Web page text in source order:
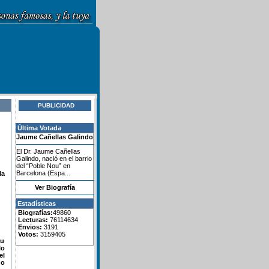
PUBLICIDAD
Última Votada
Jaume Cañellas Galindo
El Dr. Jaume Cañellas
Galindo, nació en el barrio
del “Poble Nou” en
Barcelona (Espa...
Ver Biografía
Estadísticas
Biografías:49860
Lecturas: 76114634
Envios: 3191
Votos: 3159405